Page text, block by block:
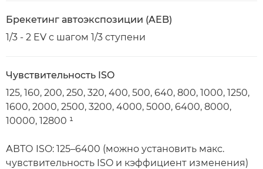
Брекетинг автоэкспозиции (AEB)
1/3 - 2 EV с шагом 1/3 ступени
Чувствительность ISO
125, 160, 200, 250, 320, 400, 500, 640, 800, 1000, 1250,
1600, 2000, 2500, 3200, 4000, 5000, 6400, 8000,
10000, 12800 ¹
АВТО ISO: 125–6400 (можно установить макс.
чувствительность ISO и кэффициент изменения)